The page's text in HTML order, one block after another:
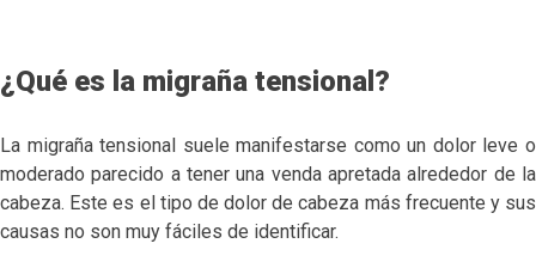
¿Qué es la migraña tensional?
La migraña tensional suele manifestarse como un dolor leve o
moderado parecido a tener una venda apretada alrededor de la
cabeza. Este es el tipo de dolor de cabeza más frecuente y sus
causas no son muy fáciles de identificar.